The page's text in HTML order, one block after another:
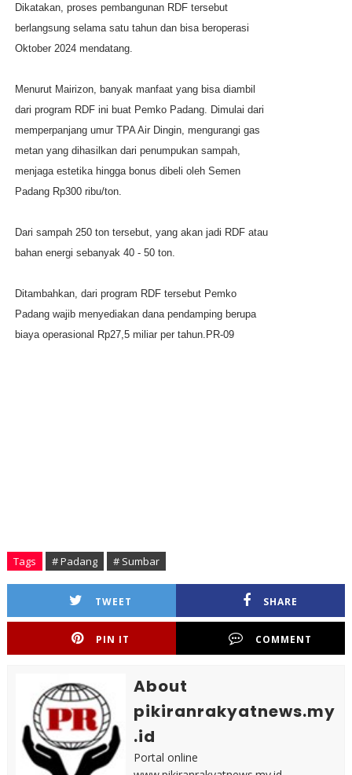
Dikatakan, proses pembangunan RDF tersebut
berlangsung selama satu tahun dan bisa beroperasi
Oktober 2024 mendatang.
Menurut Mairizon, banyak manfaat yang bisa diambil
dari program RDF ini buat Pemko Padang. Dimulai dari
memperpanjang umur TPA Air Dingin, mengurangi gas
metan yang dihasilkan dari penumpukan sampah,
menjaga estetika hingga bonus dibeli oleh Semen
Padang Rp300 ribu/ton.
Dari sampah 250 ton tersebut, yang akan jadi RDF atau
bahan energi sebanyak 40 - 50 ton.
Ditambahkan, dari program RDF tersebut Pemko
Padang wajib menyediakan dana pendamping berupa
biaya operasional Rp27,5 miliar per tahun.PR-09
Tags # Padang # Sumbar
TWEET SHARE
PIN IT COMMENT
About
pikiranrakyatnews.my
.id
Portal online